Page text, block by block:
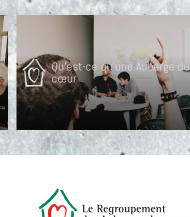
Qu'est-ce qu'une Auberge du
cœur